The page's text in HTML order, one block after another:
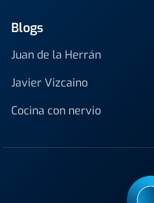
Blogs
Juan de la Herrán
Javier Vizcaino
Cocina con nervio